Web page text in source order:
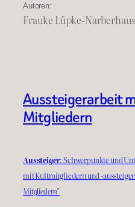
Autoren:
Frauke Lüpke-
Aussteigerarbeit
Mitgliedern
Aussteiger: Schwerpunkte und
mit Kultmitgliedern und -
Mitgliedern"